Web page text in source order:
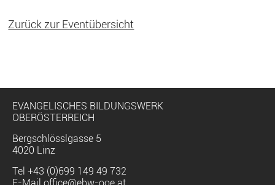
Zurück zur Eventübersicht
EVANGELISCHES BILDUNGSWERK
OBERÖSTERREICH
Bergschlösslgasse 5
4020 Linz
Tel +43 (0)699 149 49 732